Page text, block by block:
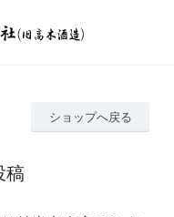
ショップへ戻る
稿